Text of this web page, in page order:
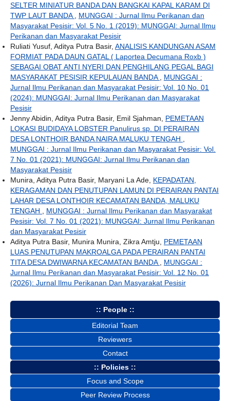
SELTER MINIATUR BANDA DAN BANGKAI KAPAL KARAM DI
TWP LAUT BANDA
MUNGGAI : Jurnal Ilmu Perikanan dan
Masyarakat Pesisir: Vol. 5 No. 1 (2019): MUNGGAI: Jurnal Ilmu
Perikanan dan Masyarakat Pesisir
Ruliati Yusuf, Aditya Putra Basir, ANALISIS KANDUNGAN ASAM
FORMIAT PADA DAUN GATAL ( Laportea Decumana Roxb )
SEBAGAI OBAT ANTI NYERI DAN PENGHILANG PEGAL BAGI
MASYARAKAT PESISIR KEPULAUAN BANDA
MUNGGAI :
Jurnal Ilmu Perikanan dan Masyarakat Pesisir: Vol. 10 No. 01
(2024): MUNGGAI: Jurnal Ilmu Perikanan dan Masyarakat
Pesisir
Jenny Abidin, Aditya Putra Basir, Emil Sjahman, PEMETAAN
LOKASI BUDIDAYA LOBSTER Panulirus sp. DI PERAIRAN
DESA LONTHOIR BANDA NAIRA MALUKU TENGAH
MUNGGAI : Jurnal Ilmu Perikanan dan Masyarakat Pesisir: Vol.
7 No. 01 (2021): MUNGGAI: Jurnal Ilmu Perikanan dan
Masyarakat Pesisir
Munira, Aditya Putra Basir, Maryani La Ade, KEPADATAN,
KERAGAMAN DAN PENUTUPAN LAMUN DI PERAIRAN PANTAI
LAHAR DESA LONTHOIR KECAMATAN BANDA, MALUKU
TENGAH
MUNGGAI : Jurnal Ilmu Perikanan dan Masyarakat
Pesisir: Vol. 7 No. 01 (2021): MUNGGAI: Jurnal Ilmu Perikanan
dan Masyarakat Pesisir
Aditya Putra Basir, Munira Munira, Zikra Amtju, PEMETAAN
LUAS PENUTUPAN MAKROALGA PADA PERAIRAN PANTAI
TITA DESA DWIWARNA KECAMATAN BANDA
MUNGGAI :
Jurnal Ilmu Perikanan dan Masyarakat Pesisir: Vol. 12 No. 01
(2026): Jurnal Ilmu Perikanan Dan Masyarakat Pesisir
:: People ::
Editorial Team
Reviewers
Contact
:: Policies ::
Focus and Scope
Peer Review Process